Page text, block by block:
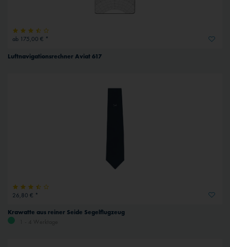
ab 175,00 € *
Luftnavigationsrechner Aviat 617
26,80 € *
Krawatte aus reiner Seide Segelflugzeug